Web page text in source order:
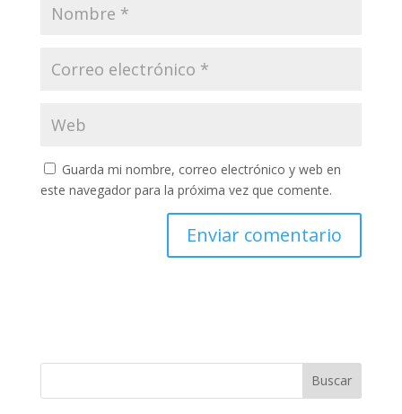
Guarda mi nombre, correo electrónico y web en
este navegador para la próxima vez que comente.